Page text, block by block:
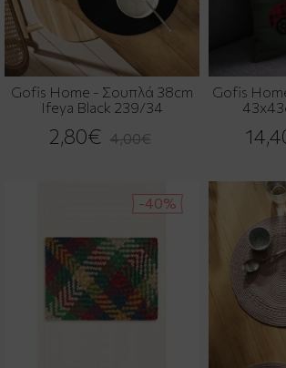
Gofis Home - Σουπλά 38cm
Ifeya Black 239/34
2,80€ 4,00€
Gofis
-40%